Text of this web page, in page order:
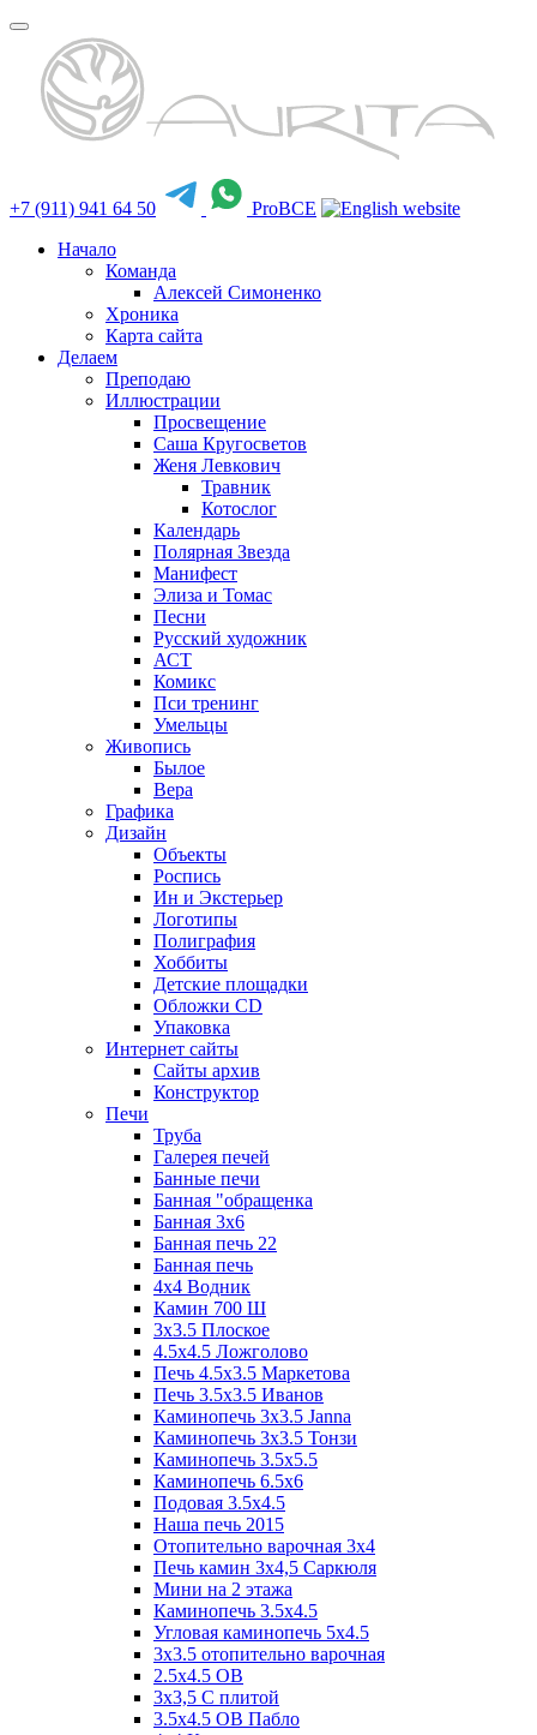
+7 (911) 941 64 50
ProBCE
Начало
Команда
Алексей Симоненко
Хроника
Карта сайта
Делаем
Преподаю
Иллюстрации
Просвещение
Саша Кругосветов
Женя Левкович
Травник
Котослог
Календарь
Полярная Звезда
Манифест
Элиза и Томас
Песни
Русский художник
АСТ
Комикс
Пси тренинг
Умельцы
Живопись
Былое
Вера
Графика
Дизайн
Объекты
Роспись
Ин и Экстерьер
Логотипы
Полиграфия
Хоббиты
Детские площадки
Обложки CD
Упаковка
Интернет сайты
Сайты архив
Конструктор
Печи
Труба
Галерея печей
Банные печи
Банная "обращенка
Банная 3х6
Банная печь 22
Банная печь
4х4 Водник
Камин 700 Ш
3x3.5 Плоское
4.5x4.5 Ложголово
Печь 4.5x3.5 Маркетова
Печь 3.5x3.5 Иванов
Каминопечь 3x3.5 Janna
Каминопечь 3x3.5 Тонзи
Каминопечь 3.5х5.5
Каминопечь 6.5x6
Подовая 3.5х4.5
Наша печь 2015
Отопительно варочная 3х4
Печь камин 3х4,5 Саркюля
Мини на 2 этажа
Каминопечь 3.5х4.5
Угловая каминопечь 5х4.5
3х3.5 отопительно варочная
2.5х4.5 ОВ
3х3,5 C плитой
3.5х4.5 ОВ Пабло